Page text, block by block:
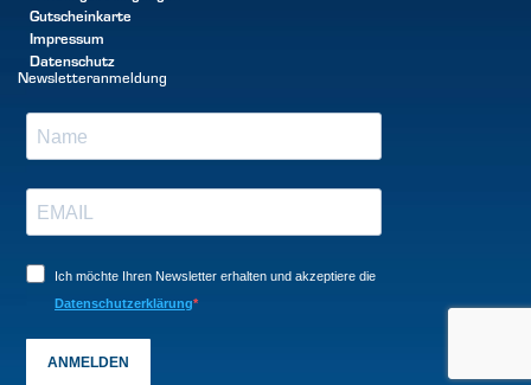
Gutscheinkarte
Impressum
Datenschutz
Newsletteranmeldung
Ich möchte Ihren Newsletter erhalten und akzeptiere die
Datenschutzerklärung
ANMELDEN